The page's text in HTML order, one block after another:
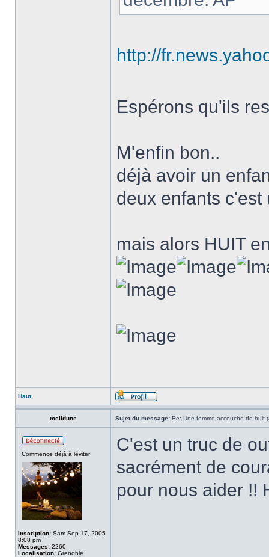
http://
Espérons qu'ils
M'enfin bon..
déjà avoir un
deux enfants
mais alors HUIT
Haut
melidune Sujet du message: Re: Une femme accouche de huit
Commence déjà à léviter
Inscription: Sam Sep 17, 2005
8:08 pm
Messages: 2260
Localisation: Grenoble
C'est un truc de
sacrément de
pour nous aider !!